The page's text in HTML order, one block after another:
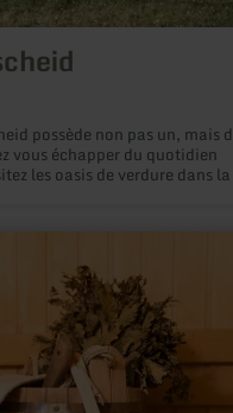
possède non pas un, mais
vous échapper du quotidien
les oasis de verdure dans